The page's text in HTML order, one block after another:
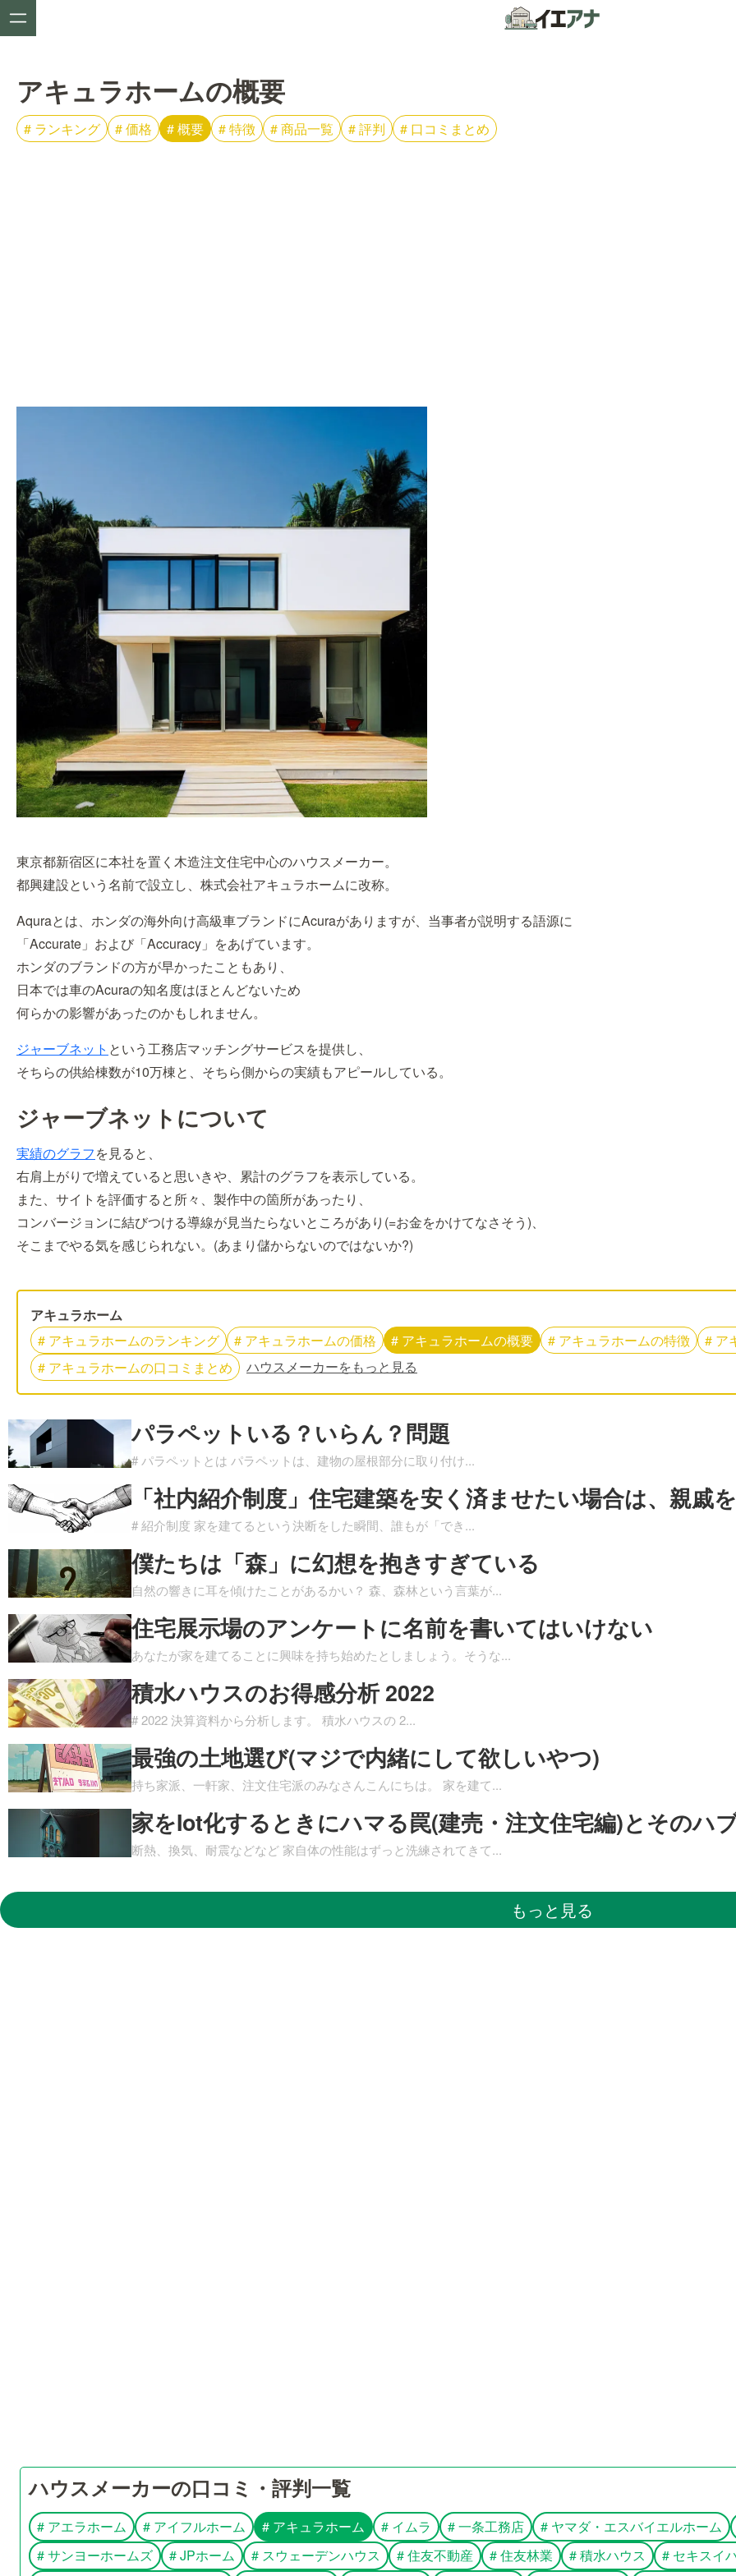
アキュラホームの概要
# ランキング #価格 #概要 #特徴 #商品一覧 #評判 # 口コミまとめ
東京都新宿区に本社を置く木造注文住宅中心のハウスメーカー。
都興建設という名前で設立し、株式会社アキュラホームに改称。
Aquraとは、ホンダの海外向け高級車ブランドにAcuraがありますが、当事者が説明する語源に
「Accurate」および「Accuracy」をあげています。
ホンダのブランドの方が早かったこともあり、
日本では車のAcuraの知名度はほとんどないため
何らかの影響があったのかもしれません。
ジャーブネット という工務店マッチングサービスを提供し、
そちらの供給棟数が10万棟と、そちら側からの実績もアピールしている。
ジャーブネットについて
実績のグラフを見ると、
右肩上がりで増えていると思いきや、累計のグラフを表示している。
また、サイトを評価すると所々、製作中の箇所があったり、
コンバージョンに結びつける導線が見当たらないところがあり(=お金をかけてなさそう)、
そこまでやる気を感じられない。(あまり儲からないのではないか?)
アキュラホーム
# アキュラホームのランキング # アキュラホームの価格 # アキュラホームの概要 # アキュラホームの特徴 # ア
# アキュラホームの口コミまとめ ハウスメーカーをもっと見る
パラペットいる？いらん？問題
# パラペットとは パラペットは、建物の屋根部分に取り付け...
「社内紹介制度」住宅建築を安く済ませたい場合は、親戚
# 紹介制度 家を建てるという決断をした瞬間、誰もが「でき...
僕たちは「森」に幻想を抱きすぎている
自然の響きに耳を傾けたことがあるかい？ 森、森林という言葉が...
住宅展示場のアンケートに名前を書いてはいけない
あなたが家を建てることに興味を持ち始めたとしましょう。そうな...
積水ハウスのお得感分析 2022
# 2022 決算資料から分析します。 積水ハウスの 2...
最強の土地選び(マジで内緒にして欲しいやつ)
持ち家派、一軒家、注文住宅派のみなさんこんにちは。 家を建て...
家をIot化するときにハマる罠(建売・注文住宅編)とそのハ
断熱、換気、耐震などなど 家自体の性能はずっと洗練されてきて...
もっと見る
ハウスメーカーの口コミ・評判一覧
# アエラホーム # アイフルホーム # アキュラホーム # イムラ #一条工務店 # ヤマダ・エスバイエルホーム
#サンヨーホームズ #JPホーム # スウェーデンハウス #住友不動産 #住友林業 #積水ハウス # セキスイ